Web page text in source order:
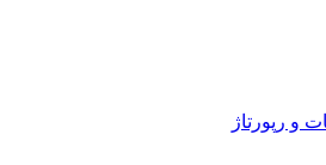
و رپورتاژ